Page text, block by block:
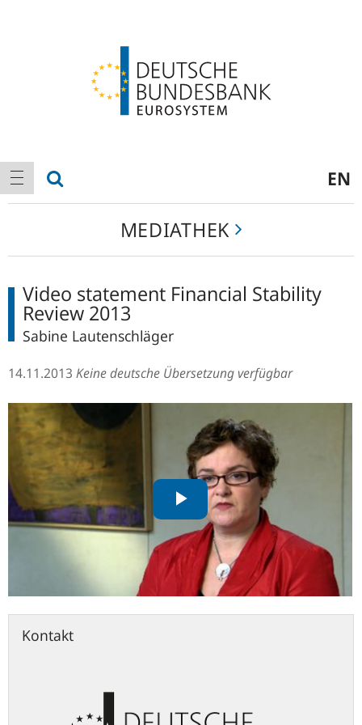
Hauptnavigation
Navigation anzeigen EN
MEDIATHEK
Video statement Financial Stability
Review 2013
Sabine Lautenschläger
14.11.2013 Keine deutsche Übersetzung verfügbar
Kontakt